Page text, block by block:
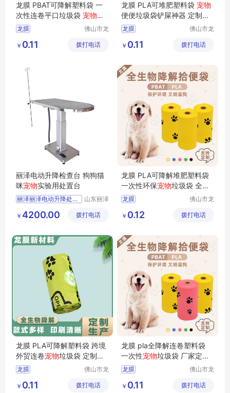
龙膜 PBAT可降解塑料袋 一
次性连卷平口垃圾袋 宠物粪
便狗屎拾取袋
龙膜
一次性连卷垃圾袋
最好的宠物拾便袋
佛山市龙
科技有限
￥ 0.11 拨打电话
龙膜 PLA可堆肥塑料袋 宠物
便便垃圾袋铲屎神器 定制宠
物拾便袋
龙膜
宠物便便垃圾袋铲屎神器
垃圾袋猫
佛山市龙
科技有限
￥ 0.11 拨打电话
丽泽电动升降检查台 狗狗猫
咪宠物实验用处置台
丽泽丽泽电动升降处置台狗狗猫咪宠物做实验用处置台
狗狗及用品
山东丽泽
有限公司
￥ 4200.00 拨打电话
龙膜 PLA可降解堆肥塑料袋
一次性环保宠物垃圾袋 全降
解黄色拾便袋
龙膜
一次性宠物垃圾袋
拾便袋的用途
佛山市龙
科技有限
￥ 0.12 拨打电话
龙膜 PLA可降解塑料袋 跨境
外贸连卷宠物垃圾袋 定制猫
狗动物拾便袋
龙膜
跨境外贸连卷宠物垃圾袋
佛山市龙
科技有限
￥ 0.11 拨打电话
龙膜 pla全降解连卷塑料袋
一次性宠物垃圾袋 厂家定制
可降解拾便袋
龙膜
一次性宠物垃圾袋
佛山市龙
科技有限
￥ 0.11 拨打电话